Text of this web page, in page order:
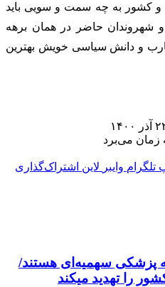
و کشور به چه سمت و سویی باید
شهروندان حاضر در همان برهه
و دانش سیاسی خویش بهترین
تلگرام وایبر لاین اشتراک‌گذاری
پزشکی سهمیه‌ای هستند/
را تهدید میکند